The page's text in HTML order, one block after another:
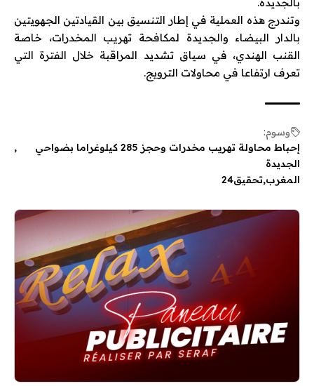
وتندرج هذه العملية في إطار التنسيق بين القيادتين الجهويتين
بالدار البيضاء والجديدة لمكافحة تهريب المخدرات، خاصة
القنب الهندي، في سياق تشديد المراقبة خلال الفترة التي
تعرف ارتفاعا في محاولات الترويج.
وسوم:
إحباط محاولة تهريب مخدرات وحجز 285 كيلوغراما بضواحي
الجديدة
المغرب تحقيق24